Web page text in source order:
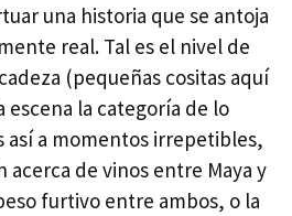
una historia que se antoja
real. Tal es el nivel de
(pequeñas cositas aquí
escena la categoría de lo
así a momentos irrepetibles,
acerca de vinos entre Maya y
furtivo entre ambos, o la